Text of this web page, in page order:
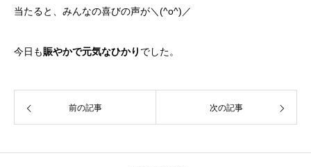
当たると、みんなの喜びの声が＼(^o^)／
今日も 賑やかで元気なひかり でした。
前の記事 次の記事